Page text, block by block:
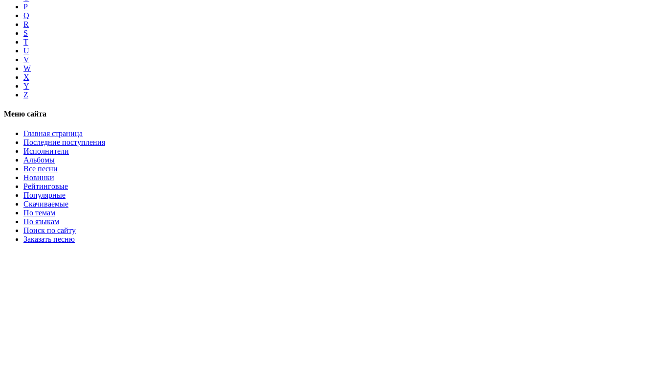
P
Q
R
S
T
U
V
W
X
Y
Z
Меню сайта
Главная страница
Последние поступления
Исполнители
Альбомы
Все песни
Новинки
Рейтинговые
Популярные
Скачиваемые
По темам
По языкам
Поиск по сайту
Заказать песню